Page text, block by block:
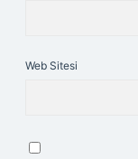
Web Sitesi